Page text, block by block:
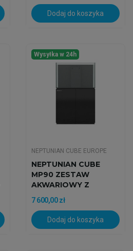
Dodaj do koszyka
Wysyłka w 24h
NEPTUNIAN CUBE EUROPE
NEPTUNIAN CUBE
MP90 ZESTAW
AKWARIOWY Z
CZARNĄ SZAFKĄ
7 600,00 zł
Dodaj do koszyka